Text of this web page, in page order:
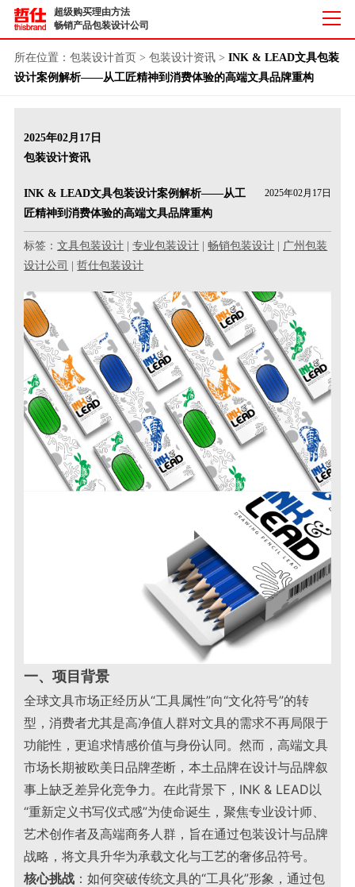
超级购买理由方法
畅销产品包装设计公司
所在位置： 包装设计首页 > 包装设计资讯> INK & LEAD文具包装
设计案例解析——从工匠精神到消费体验的高端文具品牌重构
2025年02月17日
包装设计资讯
INK & LEAD文具包装设计案例解析——从工
匠精神到消费体验的高端文具品牌重构
2025年02月17日
标签：文具包装设计 |专业包装设计 |畅销包装设计
广州包装
设计公司
|哲仕包装设计
一、项目背景
全球文具市场正经历从“工具属性”向“文化符号”的转
型，消费者尤其是高净值人群对文具的需求不再局限于
功能性，更追求情感价值与身份认同。然而，高端文具
市场长期被欧美日品牌垄断，本土品牌在设计与品牌叙
事上缺乏差异化竞争力。在此背景下，INK & LEAD以
“重新定义书写仪式感”为使命诞生，聚焦专业设计师、
艺术创作者及高端商务人群，旨在通过包装设计与品牌
战略，将文具升华为承载文化与工艺的奢侈品符号。
核心挑战 ：如何突破传统文具的“工具化”形象，通过包